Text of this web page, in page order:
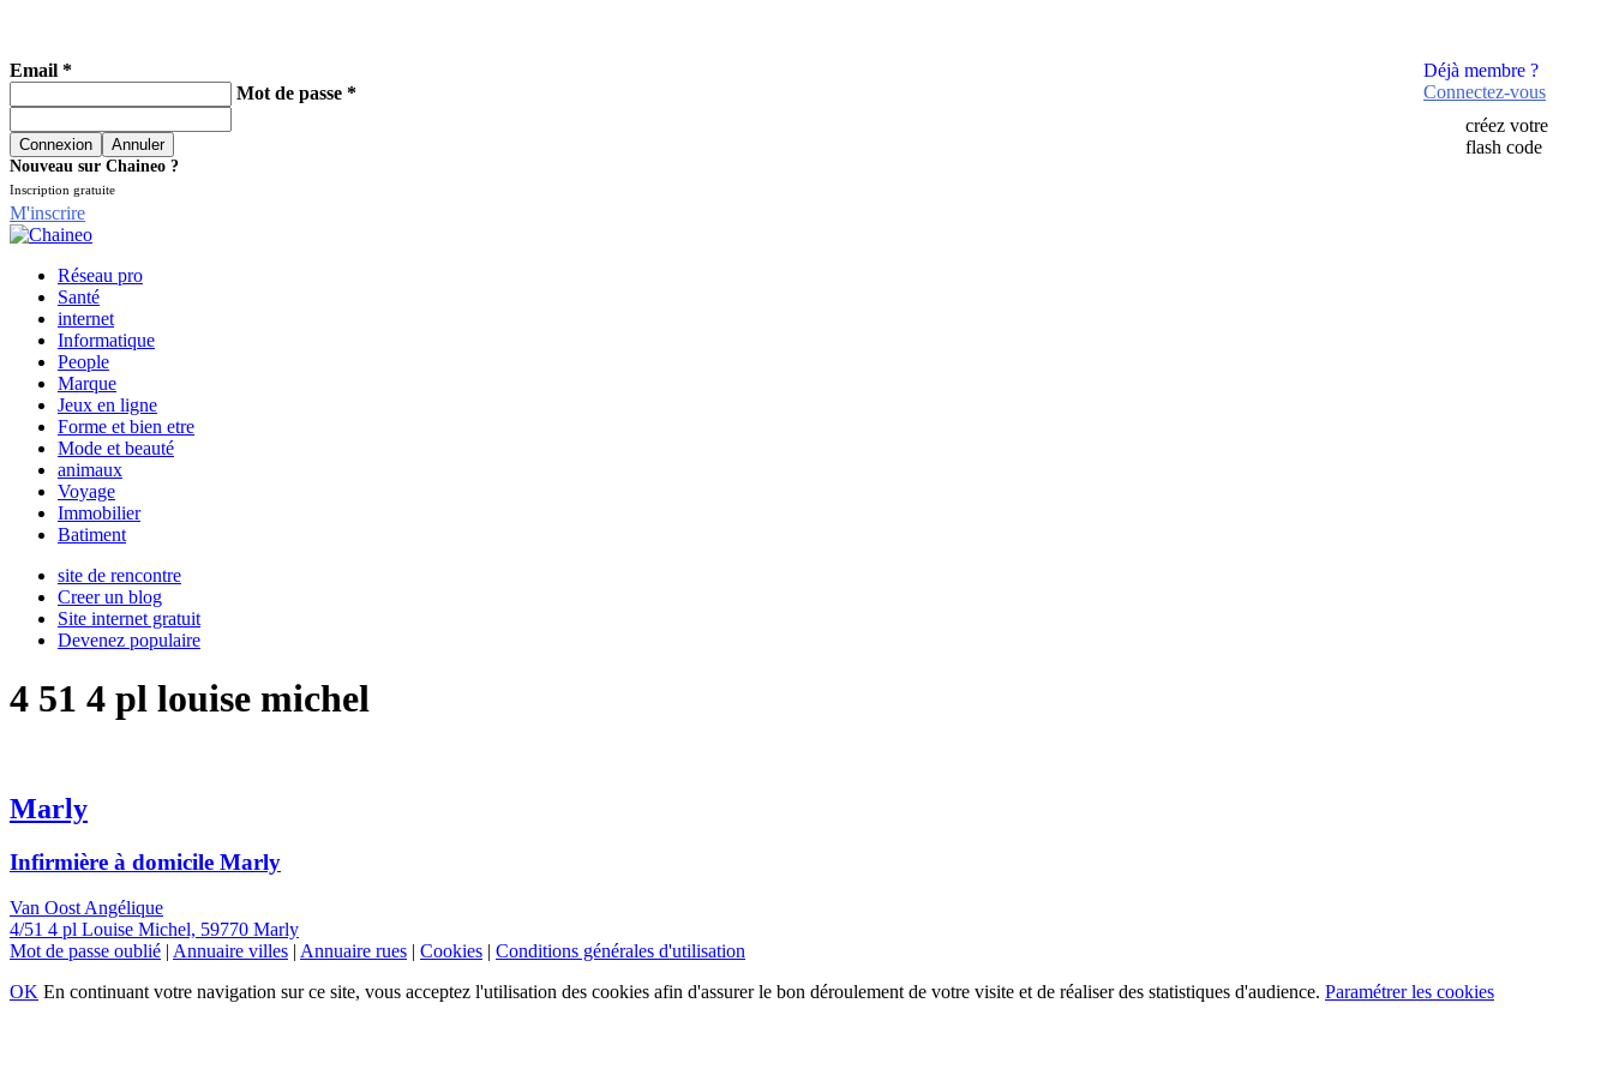
Déjà membre ?
Connectez-vous
créez votre
flash code
Email *
Mot de passe *
Nouveau sur Chaineo ?
Inscription gratuite
M'inscrire
Réseau pro
Santé
internet
Informatique
People
Marque
Jeux en ligne
Forme et bien etre
Mode et beauté
animaux
Voyage
Immobilier
Batiment
site de rencontre
Creer un blog
Site internet gratuit
Devenez populaire
4 51 4 pl louise michel
Marly
Infirmière à domicile Marly
Van Oost Angélique
4/51 4 pl Louise Michel, 59770 Marly
Mot de passe oublié | Annuaire villes | Annuaire rues | Cookies | Conditions générales d'utilisation
OK En continuant votre navigation sur ce site, vous acceptez l'utilisation des cookies afin d'assurer le bon déroulement de votre visite et de réaliser des statistiques d'audience. Paramétrer les cookies